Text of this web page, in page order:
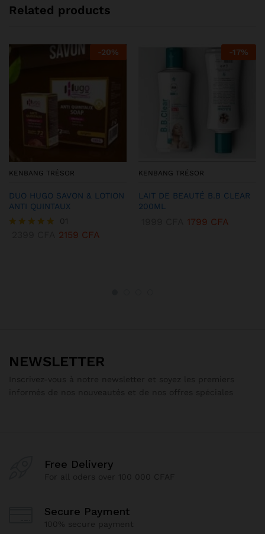
Related products
-20%
KENBANG TRÉSOR
DUO HUGO SAVON & LOTION
ANTI QUINTAUX
2159 CFA
-17%
KENBANG TRÉSOR
LAIT DE BEAUTÉ B.B CLEAR
200ML
1799 CFA
NEWSLETTER
Free Delivery
Secure Payment